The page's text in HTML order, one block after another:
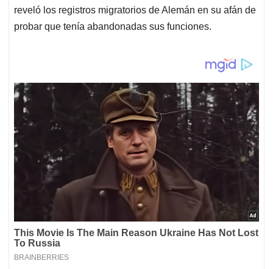
reveló los registros migratorios de Alemán en su afán de
probar que tenía abandonadas sus funciones.